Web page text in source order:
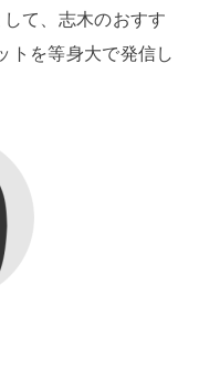
て、志木のおすす
トを等身大で発信し